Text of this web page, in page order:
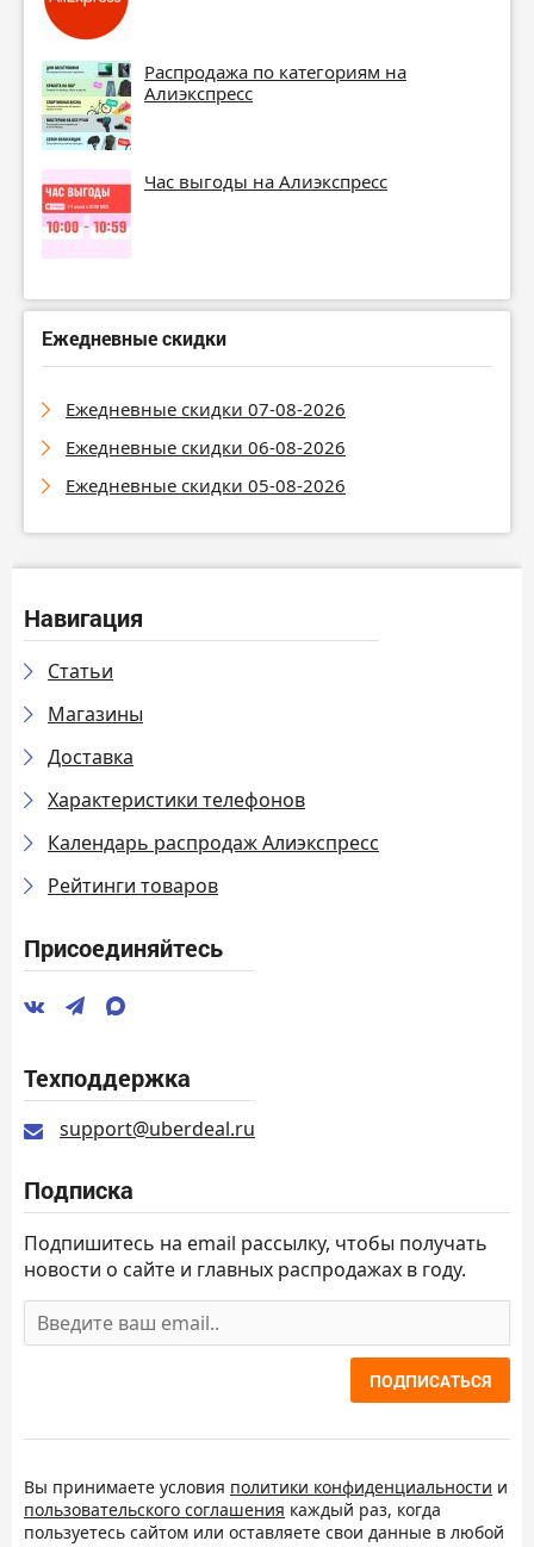
Распродажа по категориям на
Алиэкспресс
Час выгоды на Алиэкспресс
Ежедневные скидки
Ежедневные скидки 07-08-2026
Ежедневные скидки 06-08-2026
Ежедневные скидки 05-08-2026
Навигация
Статьи
Магазины
Доставка
Характеристики телефонов
Календарь распродаж Алиэкспресс
Рейтинги товаров
Присоединяйтесь
Техподдержка
support@uberdeal.ru
Подписка
Подпишитесь на email рассылку, чтобы получать
новости о сайте и главных распродажах в году.
ПОДПИСАТЬСЯ
Вы принимаете условия политики конфиденциальности и
пользовательского соглашения каждый раз, когда
пользуетесь сайтом или оставляете свои данные в любой